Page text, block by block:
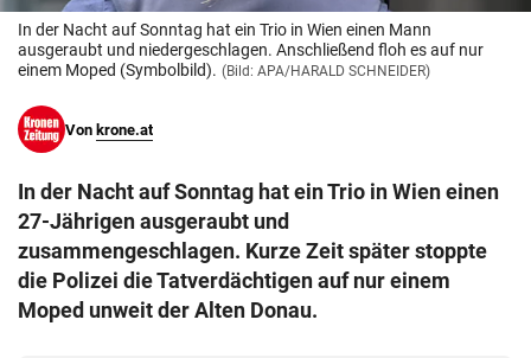
In der Nacht auf Sonntag hat ein Trio in Wien einen Mann
ausgeraubt und niedergeschlagen. Anschließend floh es auf nur
einem Moped (Symbolbild). (Bild: APA/HARALD SCHNEIDER)
Von krone.at
In der Nacht auf Sonntag hat ein Trio in Wien einen
27-Jährigen ausgeraubt und
zusammengeschlagen. Kurze Zeit später stoppte
die Polizei die Tatverdächtigen auf nur einem
Moped unweit der Alten Donau.